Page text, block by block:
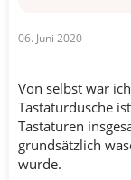
06. Juni 2020
Von selbst wär
Tastaturdusche
Tastaturen
grundsätzlich
wurde.